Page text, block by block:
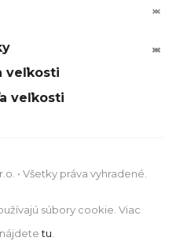




veľkosti


veľkosti


• Všetky práva vyhradené.
súbory cookie. Viac
tu